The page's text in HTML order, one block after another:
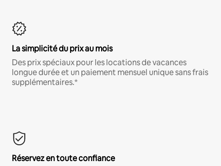
La simplicité du prix au mois
Des prix spéciaux pour les locations de vacances
longue durée et un paiement mensuel unique sans frais
supplémentaires.*
Réservez en toute confiance